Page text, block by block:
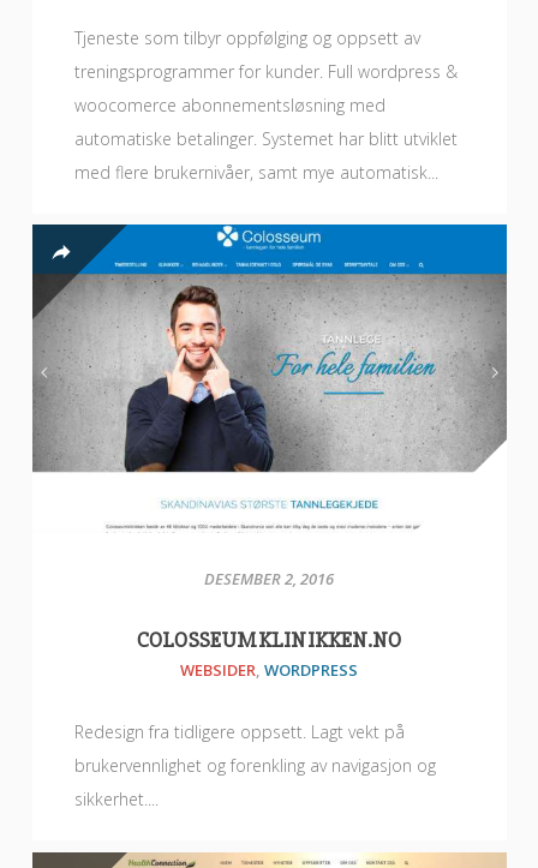
Tjeneste som tilbyr oppfølging og oppsett av
treningsprogrammer for kunder. Full wordpress &
woocomerce abonnementsløsning med
automatiske betalinger. Systemet har blitt utviklet
med flere brukernivåer, samt mye automatisk...
DESEMBER 2, 2016
COLOSSEUMKLINIKKEN.NO
WEBSIDER, WORDPRESS
Redesign fra tidligere oppsett. Lagt vekt på
brukervennlighet og forenkling av navigasjon og
sikkerhet....